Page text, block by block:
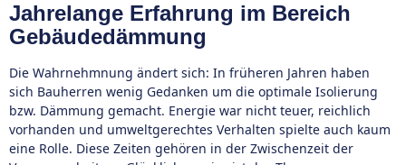
Jahrelange Erfahrung im Bereich
Gebäudedämmung
Die Wahrnehmnung ändert sich: In früheren Jahren haben
sich Bauherren wenig Gedanken um die optimale Isolierung
bzw. Dämmung gemacht. Energie war nicht teuer, reichlich
vorhanden und umweltgerechtes Verhalten spielte auch kaum
eine Rolle. Diese Zeiten gehören in der Zwischenzeit der